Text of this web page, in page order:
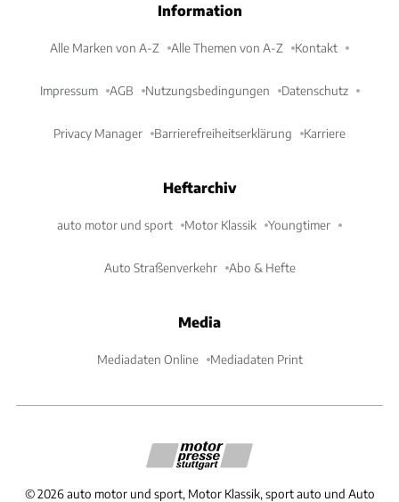
Information
Alle Marken von A-Z Alle Themen von A-Z Kontakt
Impressum AGB Nutzungsbedingungen Datenschutz
Privacy Manager Barrierefreiheitserklärung Karriere
Heftarchiv
auto motor und sport Motor Klassik Youngtimer
Auto Straßenverkehr Abo & Hefte
Media
Mediadaten Online Mediadaten Print
©2026 auto motor und sport, Motor Klassik, sport auto und Auto